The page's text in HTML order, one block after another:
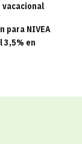
vacacional
para NIVEA
3,5% en